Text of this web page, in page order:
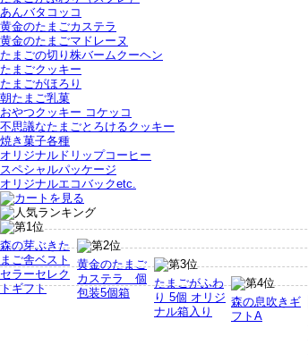
あんバタコッコ
黄金のたまごカステラ
黄金のたまごマドレーヌ
たまごの切り株バームクーヘン
たまごクッキー
たまごがほろり
朝たまご乳菓
おやつクッキー コケッコ
不思議なたまごとろけるクッキー
焼き菓子各種
オリジナルドリップコーヒー
スペシャルパッケージ
オリジナルエコバックetc.
森の芽ぶきた
まご舎ベスト
セラーセレク
トギフト
黄金のたまご
カステラ 個
包装5個箱
たまごがふわ
り 5個 オリジ
ナル箱入り
森の息吹きギ
フトA